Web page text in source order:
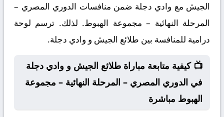
الجيش مع وادي دجلة ضمن منافسات الدوري المصري –
المرحلة النهائية – مجموعة الهبوط. لذلك. ترسم لوحة
درامية للمنافسة بين طلائع الجيش و وادي دجلة.
📺 كيفية متابعة مباراة طلائع الجيش و وادي دجلة
في الدوري المصري – المرحلة النهائية – مجموعة
الهبوط مباشرة